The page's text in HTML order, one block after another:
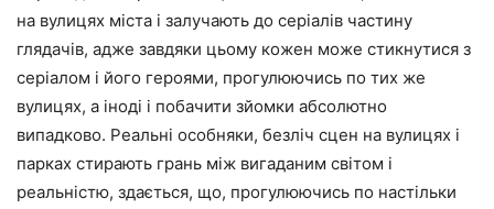
на вулицях міста і залучають до серіалів частину
глядачів, адже завдяки цьому кожен може стикнутися з
серіалом і його героями, прогулюючись по тих же
вулицях, а іноді і побачити зйомки абсолютно
випадково. Реальні особняки, безліч сцен на вулицях і
парках стирають грань між вигаданим світом і
реальністю, здається, що, прогулюючись по настільки